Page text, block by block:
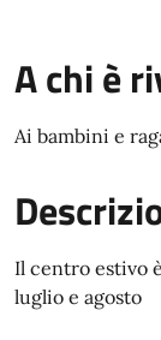
A chi è
Ai bambini e
Il centro estivo
luglio e agosto